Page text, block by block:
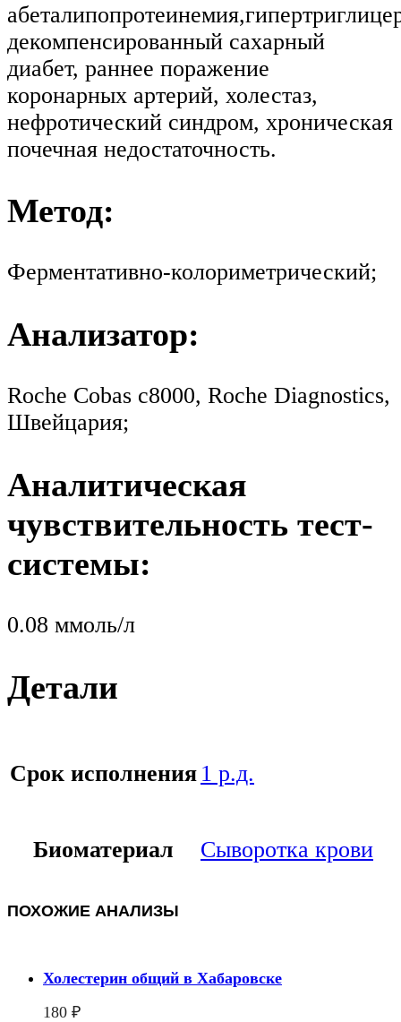
декомпенсированный сахарный
диабет, раннее поражение
коронарных артерий, холестаз,
нефротический синдром, хроническая
почечная недостаточность.
Метод:
Ферментативно-колориметрический;
Анализатор:
Roche Cobas c8000, Roche Diagnostics,
Швейцария;
Аналитическая
чувствительность тест-
системы:
0.08 ммоль/л
Детали
Срок исполнения 1 р.д.
Биоматериал Сыворотка крови
ПОХОЖИЕ АНАЛИЗЫ
Холестерин общий в Хабаровске
180 ₽